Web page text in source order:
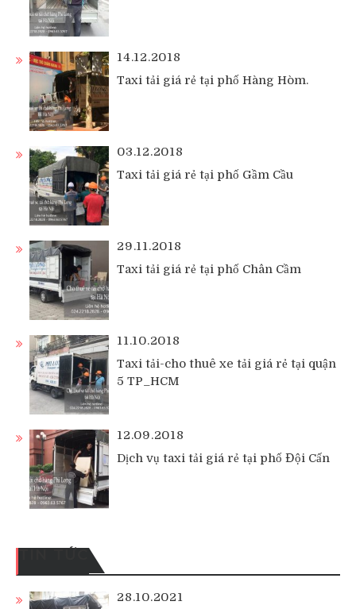
14.12.2018
Taxi tải giá rẻ tại phố Hàng Hòm.
03.12.2018
Taxi tải giá rẻ tại phố Gầm Cầu
29.11.2018
Taxi tải giá rẻ tại phố Chân Cầm
11.10.2018
Taxi tải-cho thuê xe tải giá rẻ tại quận
5 TP_HCM
12.09.2018
Dịch vụ taxi tải giá rẻ tại phố Đội Cấn
TIN TỨC
28.10.2021